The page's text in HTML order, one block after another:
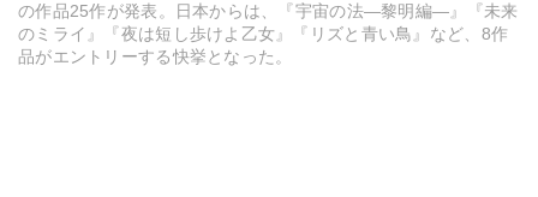
の作品25作が発表。日本からは、『宇宙の法―黎明編―』『未来
のミライ』『夜は短し歩けよ乙女』『リズと青い鳥』など、8作
品がエントリーする快挙となった。